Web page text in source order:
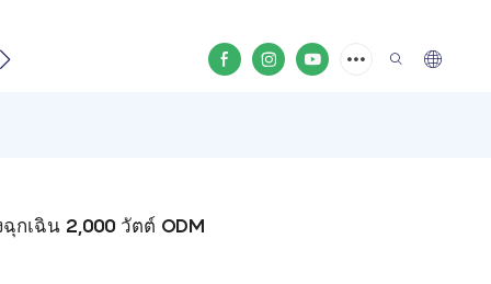
อสินค้า
กเฉิน 2,000 วัตต์ ODM